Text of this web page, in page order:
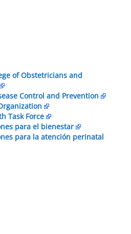
of Obstetricians and
Control and Prevention
Task Force
para el bienestar
para la atención perinatal